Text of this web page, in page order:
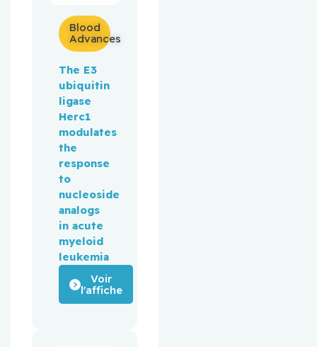
Blood
Advances
The E3
ubiquitin
ligase
Herc1
modulates
the
response
to
nucleoside
analogs
in acute
myeloid
leukemia
Voir
l'affiche